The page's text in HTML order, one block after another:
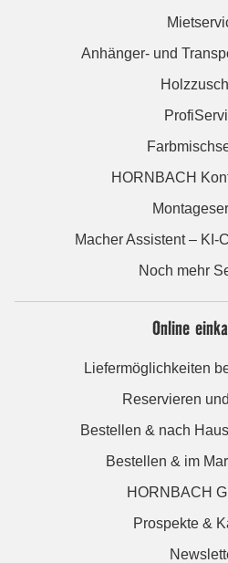
Anhänger- und
HORNBACH
Macher Assistent – KI-
Noch mehr
Online
Liefermöglichkeiten
Reservieren
Bestellen & nach
Bestellen & im
HORNBACH
Prospekte &